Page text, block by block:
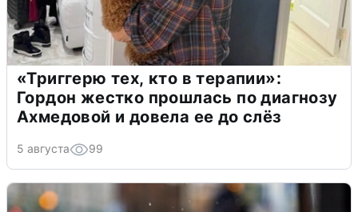
«Триггерю тех, кто в терапии»:
Гордон жестко прошлась по диагнозу
Ахмедовой и довела ее до слёз
5 августа 99